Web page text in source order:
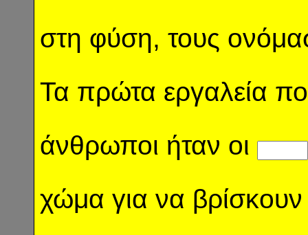
στη φύση, τους
Τα πρώτα εργαλεία
άνθρωποι ήταν οι
χώμα για να